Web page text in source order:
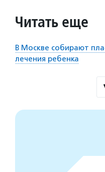
Читать еще
В Москве собирают
лечения ребенка